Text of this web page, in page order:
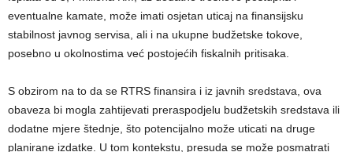
eventualne kamate, može imati osjetan uticaj na finansijsku
stabilnost javnog servisa, ali i na ukupne budžetske tokove,
posebno u okolnostima već postojećih fiskalnih pritisaka.
S obzirom na to da se RTRS finansira i iz javnih sredstava, ova
obaveza bi mogla zahtijevati preraspodjelu budžetskih sredstava ili
dodatne mjere štednje, što potencijalno može uticati na druge
planirane izdatke. U tom kontekstu, presuda se može posmatrati